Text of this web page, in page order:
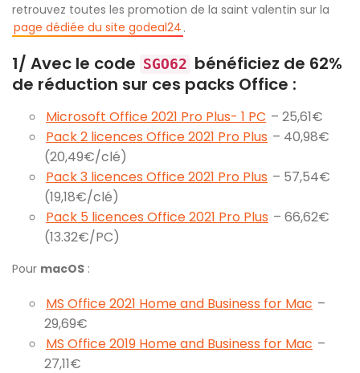
retrouvez toutes les promotion de la saint valentin sur la
page dédiée du site godeal24 .
1/ Avec le code SGO62 bénéficiez de 62%
de réduction sur ces packs Office :
Microsoft Office 2021 Pro Plus- 1 PC – 25,61€
Pack 2 licences Office 2021 Pro Plus – 40,98€
(20,49€/clé)
Pack 3 licences Office 2021 Pro Plus – 57,54€
(19,18€/clé)
Pack 5 licences Office 2021 Pro Plus – 66,62€
(13.32€/PC)
Pour macOS :
MS Office 2021 Home and Business for Mac –
29,69€
MS Office 2019 Home and Business for Mac –
27,11€